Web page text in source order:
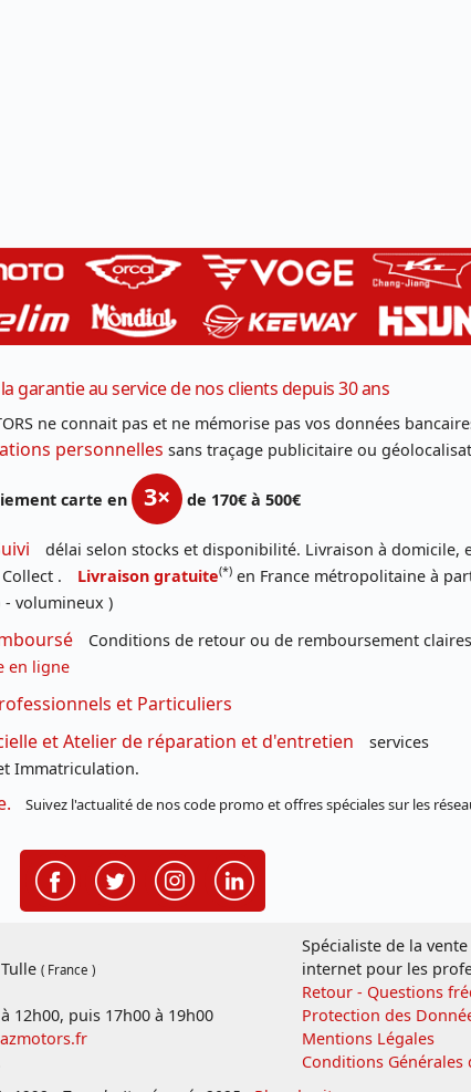
la garantie au service de nos clients depuis 30 ans
ne connait pas et ne mémorise pas vos données
personnelles sans traçage publicitaire ou
carte en 3× de 170€ à 500€
délai selon stocks et disponibilité. Livraison à domicile,
.
Livraison gratuite(*) en France métropolitaine à
- volumineux )
Conditions de retour ou de remboursement
en ligne
et Particuliers
et Atelier de réparation et d'entretien
services
Immatriculation.
Suivez l'actualité de nos code promo et offres spéciales sur les
( France )
12h00, puis 17h00 à 19h00
Spécialiste de la
internet pour les
Retour - Questions
Protection des
Mentions Légales
Conditions Générales